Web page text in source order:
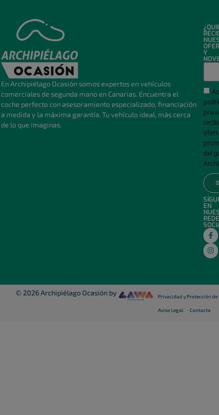
En Archipiélago Ocasión somos expertos en vehículos
comerciales de segunda mano en Canarias. Encuentra el
coche perfecto con asesoramiento especializado, financiación
a medida y la máxima garantía. Tu vehículo ideal, más cerca
de lo que imaginas.
Y
del
EN
© 2026 Archipiélago Ocasión by Privacidad y Protección de
Aviso Legal Contacta